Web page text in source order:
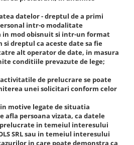
datelor- dreptul de a primi
intr-o modalitate
mod obisnuit si intr-un format
si dreptul ca aceste date sa fie
alt operator de date, in masura
conditiile prevazute de lege;
de prelucrare se poate
unei solicitari conform celor
motive legate de situatia
afla persoana vizata, ca datele
prelucrate in temeiul interesului
SRLsau in temeiul interesului
in care poate demonstra ca